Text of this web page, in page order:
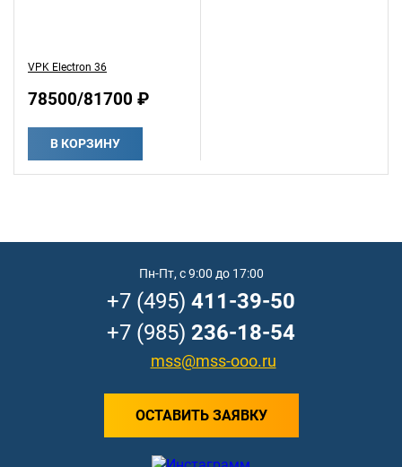
VPK Electron 36
78500/81700 ₽
В КОРЗИНУ
Пн-Пт, с 9:00 до 17:00
+7 (495) 411-39-50
+7 (985) 236-18-54
mss@mss-ooo.ru
ОСТАВИТЬ ЗАЯВКУ